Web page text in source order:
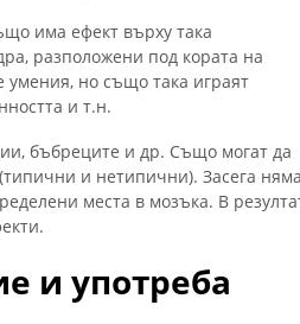
има ефект върху така
разположени под кората на
умения, но също така играят
и т.н.
бъбреците и др. Също могат да
и нетипични). Засега няма
места в мозъка. В
и употреба